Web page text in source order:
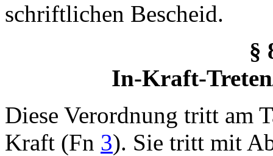
schriftlichen Bescheid.
§
In-Kraft-
Diese Verordnung tritt am
Kraft (Fn 3). Sie tritt mit